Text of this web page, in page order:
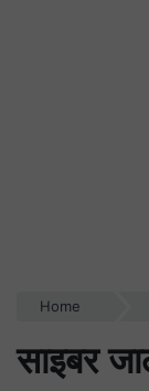
Home
साइबर